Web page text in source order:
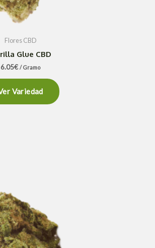
Flores CBD
Glue CBD
6.05€ / Gramo
Variedad